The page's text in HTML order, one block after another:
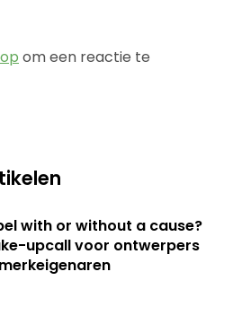
om een reactie te
with or without a cause?
upcall voor ontwerpers